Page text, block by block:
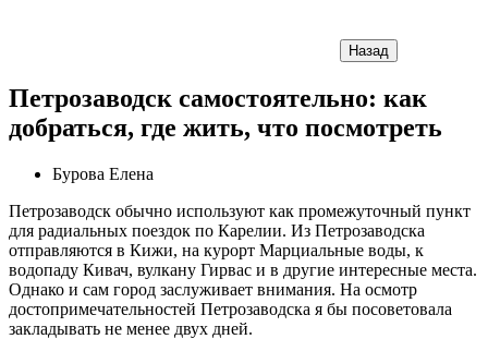
Назад
Петрозаводск самостоятельно: как
добраться, где жить, что посмотреть
Бурова Елена
Петрозаводск обычно используют как промежуточный пункт
для радиальных поездок по Карелии. Из Петрозаводска
отправляются в Кижи, на курорт Марциальные воды, к
водопаду Кивач, вулкану Гирвас и в другие интересные места.
Однако и сам город заслуживает внимания. На осмотр
достопримечательностей Петрозаводска я бы посоветовала
закладывать не менее двух дней.